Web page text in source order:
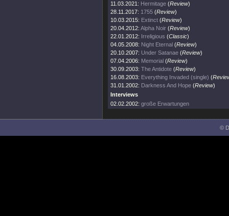
11.03.2021: Hermitage (Review)
28.11.2017: 1755 (Review)
10.03.2015: Extinct (Review)
20.04.2012: Alpha Noir (Review)
22.01.2012: Irreligious (Classic)
04.05.2008: Night Eternal (Review)
20.10.2007: Under Satanae (Review)
07.04.2006: Memorial (Review)
30.09.2003: The Antidote (Review)
16.08.2003: Everything Invaded (single) (
31.01.2002: Darkness And Hope (Review)
Interviews
02.02.2002: große Erwartungen
©